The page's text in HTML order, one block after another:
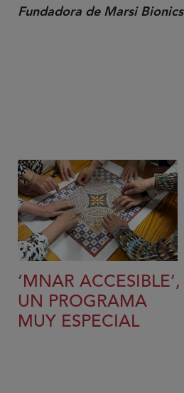
Fundadora de Marsi Bionics
‘MNAR ACCESIBLE’,
UN PROGRAMA
MUY ESPECIAL